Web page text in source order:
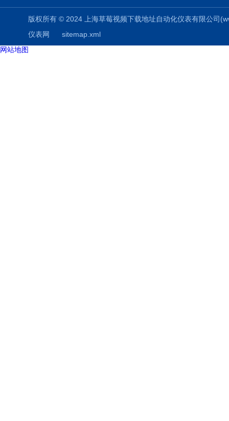
版权所有 © 2024 上海草莓视频下载地址自动化仪表有限公
仪表网
sitemap.xml
网站地图